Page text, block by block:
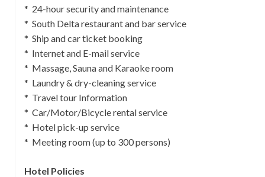
* 24-hour security and maintenance
* South Delta restaurant and bar service
* Ship and car ticket booking
* Internet and E-mail service
* Massage, Sauna and Karaoke room
* Laundry & dry-cleaning service
* Travel tour Information
* Car/Motor/Bicycle rental service
* Hotel pick-up service
* Meeting room (up to 300 persons)
Hotel Policies